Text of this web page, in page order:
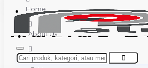
Home
About Us
Contact